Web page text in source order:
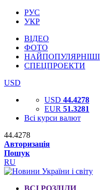
РУС
УКР
ВІДЕО
ФОТО
НАЙПОПУЛЯРНІШІ
СПЕЦПРОЕКТИ
USD
USD 44.4278
EUR 51.3281
Всі курси валют
44.4278
Авторизація
Пошук
RU
ВСІ РОЗДІЛИ